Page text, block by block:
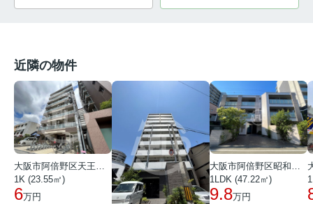
近隣の物件
1K (23.55㎡)
6万円
1LDK (47.22㎡)
9.8万円